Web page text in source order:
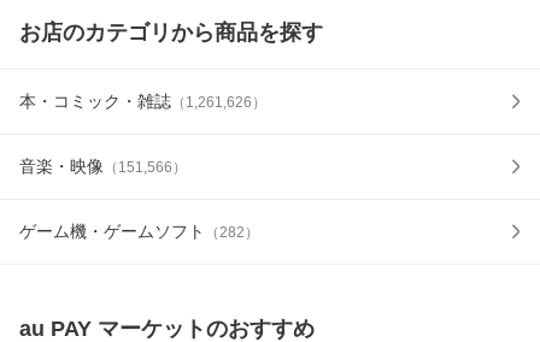
お店のカテゴリから商品を探す
本・コミック・雑誌 （ 1,261,626 ）
音楽・映像 （ 151,566 ）
ゲーム機・ゲームソフト （282 ）
au PAY マーケットのおすすめ